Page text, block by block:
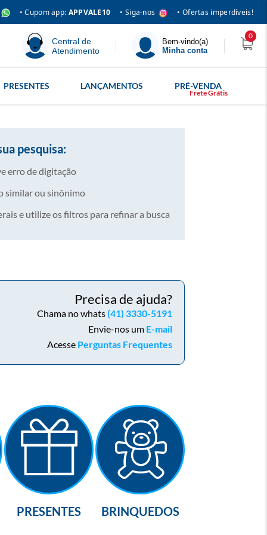
• Cupom app: APPVALE10 • Siga-nos • Ofertas imperdíveis!
Central de
Atendimento
Bem-vindo(a)
Minha conta
0
PRESENTES LANÇAMENTOS PRÉ-VENDA
pesquisa:
erro de digitação
similar ou sinônimo
e utilize os filtros para refinar a busca
Precisa de ajuda?
Chama no whats(41) 3330-5191
Envie-nos um E-mail
Acesse Perguntas Frequentes
PRESENTES BRINQUEDOS